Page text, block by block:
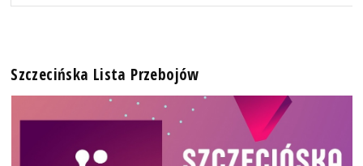
Szczecińska Lista Przebojów